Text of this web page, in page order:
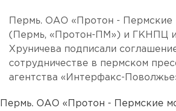
Пермь. ОАО «Протон - Пермские
(Пермь, «Протон-ПМ») и ГКНПЦ
Хруничева подписали
сотрудничестве в пермском
агентства «Интерфакс-
Пермь. ОАО «Протон - Пермские